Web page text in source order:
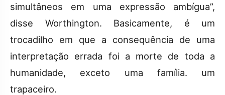
simultâneos em uma expressão ambígua”,
disse Worthington. Basicamente, é um
trocadilho em que a consequência de uma
interpretação errada foi a morte de toda a
humanidade, exceto uma família. um
trapaceiro.